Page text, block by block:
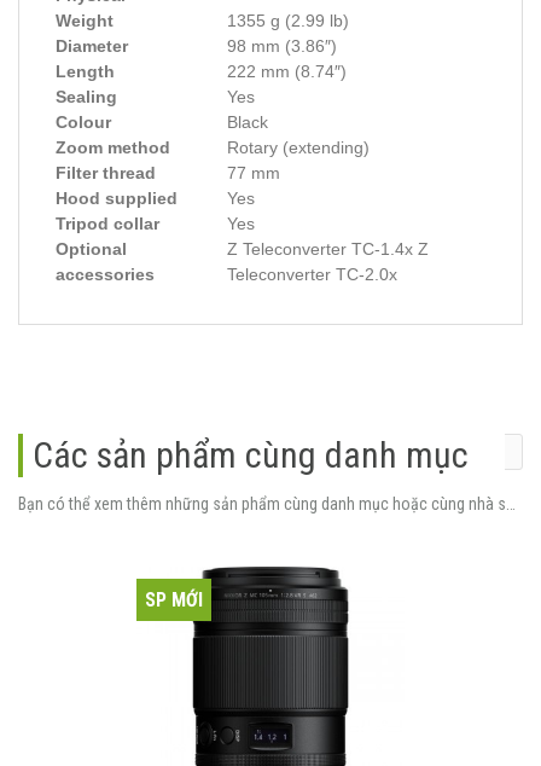
Weight
1355 g (2.99 lb)
Diameter
98 mm (3.86″)
Length
222 mm (8.74″)
Sealing
Yes
Colour
Black
Zoom method
Rotary (extending)
Filter thread
77 mm
Hood supplied
Yes
Tripod collar
Yes
Optional
accessories
Z Teleconverter TC-1.4x Z
Teleconverter TC-2.0x
Các sản phẩm cùng danh mục
SP MỚI